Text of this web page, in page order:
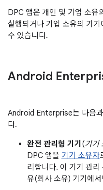
DPC 앱은 개인 및 기업 소유
실행되거나 기업 소유의 기
수 있습니다.
Android
Android Enterprise는 다음
다.
완전 관리형 기기 (기기
DPC 앱을 기기 소유자
리합니다. 이 기기 관
유(회사 소유) 기기에